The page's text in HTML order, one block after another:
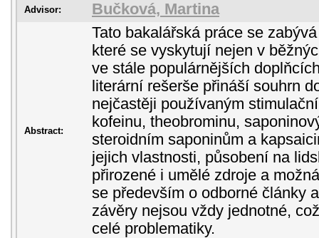
Advisor: Bučková, Martina
Abstract:
Tato bakalářská práce se
které se vyskytují nejen v
ve stále populárnějších
literární rešerše přináší souhrn
nejčastěji používaným
kofeinu, theobrominu,
steroidním saponinům a
jejich vlastnosti, působení na
přirozené i umělé zdroje a
se především o odborné články
závěry nejsou vždy jednotné,
celé problematiky.